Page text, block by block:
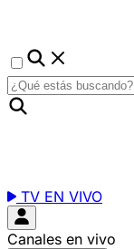
TV EN VIVO
Canales en vivo